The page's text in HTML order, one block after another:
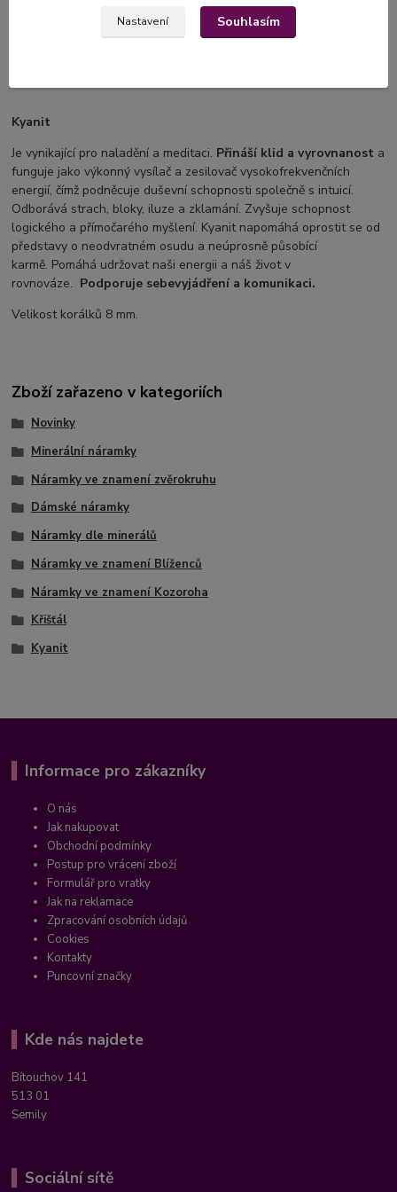
při sebezdokonalování. Chrání před zlem a negativitou.
naši duchovní sílu a posiluje vnímání.Harmonizuje a rozpouští
blokády. Odstraňuje škodlivé elektromagnetické záření, čistí
Kyanit
Je vynikající pro naladění a meditaci. Přináší klid a vyrovnanost a
funguje jako výkonný vysílač a zesilovač vysokofrekvenčních
energií, čímž podněcuje duševní schopnosti společně s intuicí.
Odborává strach, bloky, iluze a zklamání. Zvyšuje schopnost
logického a přímočarého myšlení. Kyanit napomáhá oprostit se od
představy o neodvratném osudu a neúprosně působící
karmě. Pomáhá udržovat naši energii a náš život v
rovnováze. Podporuje sebevyjádření a komunikaci.
Velikost korálků 8 mm.
Zboží zařazeno v kategoriích
Novinky
Minerální náramky
Náramky ve znamení zvěrokruhu
Dámské náramky
Náramky dle minerálů
Náramky ve znamení Blíženců
Náramky ve znamení Kozoroha
Křišťál
Kyanit
Informace pro zákazníky
O nás
Jak nakupovat
Obchodní podmínky
Postup pro vrácení zboží
Formulář pro vratky
Jak na reklamace
Zpracování osobních údajů
Cookies
Kontakty
Puncovní značky
Kde nás najdete
Bítouchov 141
513 01
Semily
Sociální sítě
Nastavení Souhlasím